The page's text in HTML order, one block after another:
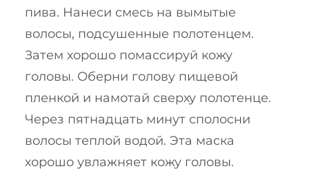
пива. Нанеси смесь на вымытые
волосы, подсушенные полотенцем.
Затем хорошо помассируй кожу
головы. Оберни голову пищевой
пленкой и намотай сверху полотенце.
Через пятнадцать минут сполосни
волосы теплой водой. Эта маска
хорошо увлажняет кожу головы.